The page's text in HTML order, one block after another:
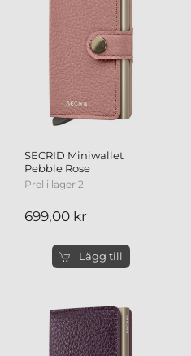
SECRID Miniwallet
Pebble Rose
Prel i lager 2
699,00 kr
Lägg till